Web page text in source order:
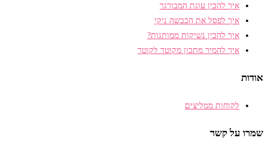
איך להכין עוגת המבורגר
איך לפסל את הכבשה ניקי
איך להכין נשיקות ממותגות?
איך להמיר מתכון מקוטר לקוטר
אודות
לקוחות ממליצים
שמרו על קשר